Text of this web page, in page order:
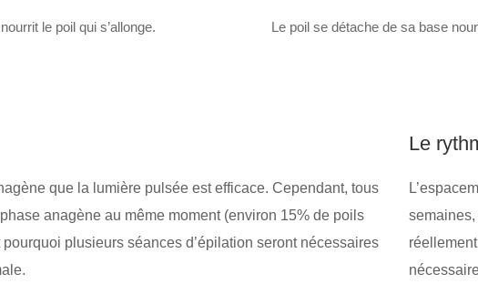
le poil qui s’allonge. Le poil se détache de sa base
que la lumière pulsée est efficace. Cependant, tous
anagène au même moment (environ 15% de poils
pourquoi plusieurs séances d’épilation seront nécessaires
Le